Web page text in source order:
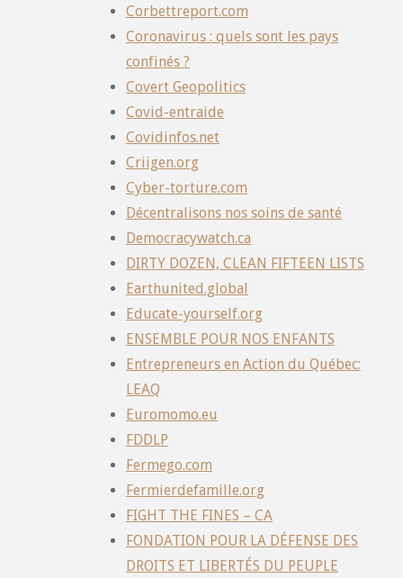
Corbettreport.com
Coronavirus : quels sont les pays
confinés ?
Covert Geopolitics
Covid-entraide
Covidinfos.net
Criigen.org
Cyber-torture.com
Décentralisons nos soins de santé
Democracywatch.ca
DIRTY DOZEN, CLEAN FIFTEEN LISTS
Earthunited.global
Educate-yourself.org
ENSEMBLE POUR NOS ENFANTS
Entrepreneurs en Action du Québec:
LEAQ
Euromomo.eu
FDDLP
Fermego.com
Fermierdefamille.org
FIGHT THE FINES – CA
FONDATION POUR LA DÉFENSE DES
DROITS ET LIBERTÉS DU PEUPLE